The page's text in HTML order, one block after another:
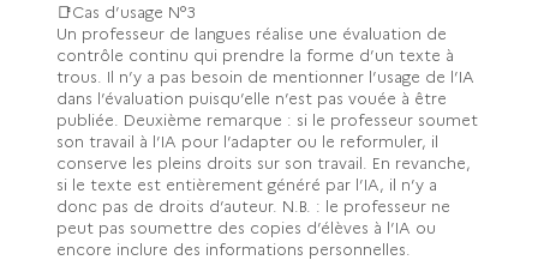
📑Cas d’usage N°3
Un professeur de langues réalise une évaluation de
contrôle continu qui prendre la forme d’un texte à
trous. Il n’y a pas besoin de mentionner l’usage de l’IA
dans l’évaluation puisqu’elle n’est pas vouée à être
publiée. Deuxième remarque : si le professeur soumet
son travail à l’IA pour l’adapter ou le reformuler, il
conserve les pleins droits sur son travail. En revanche,
si le texte est entièrement généré par l’IA, il n’y a
donc pas de droits d’auteur. N.B. : le professeur ne
peut pas soumettre des copies d’élèves à l’IA ou
encore inclure des informations personnelles.